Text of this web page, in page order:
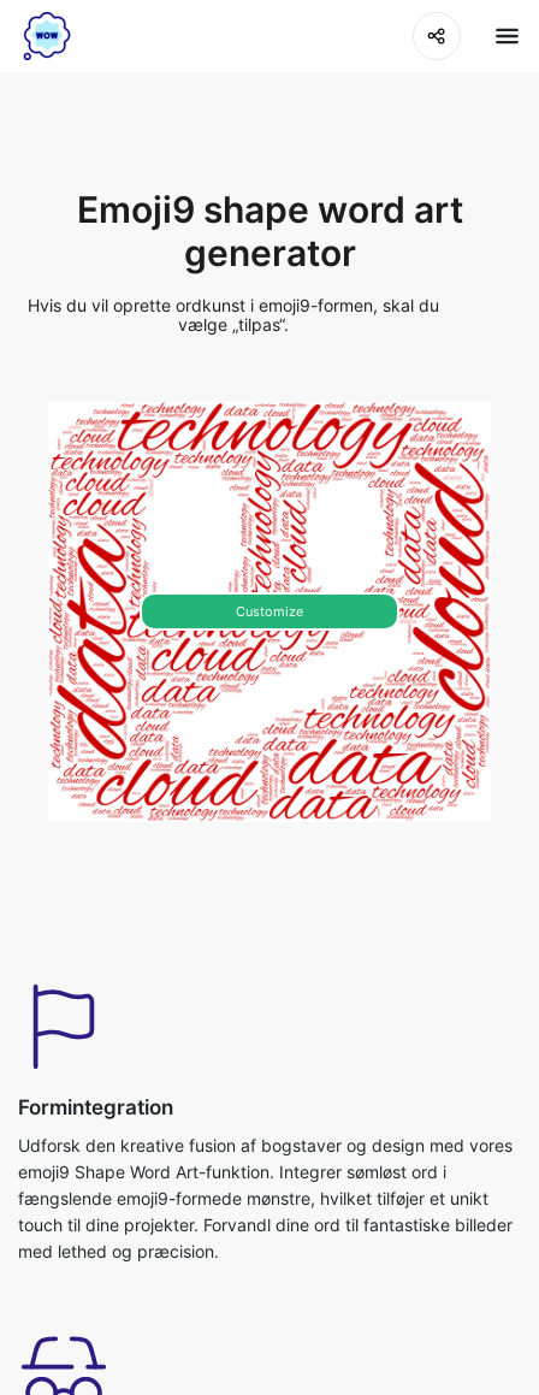
Emoji9 shape word art
generator
Hvis du vil oprette ordkunst i emoji9-formen, skal du
vælge „tilpas“.
Customize
Formintegration
Udforsk den kreative fusion af bogstaver og design med vores
emoji9 Shape Word Art-funktion. Integrer sømløst ord i
fængslende emoji9-formede mønstre, hvilket tilføjer et unikt
touch til dine projekter. Forvandl dine ord til fantastiske billeder
med lethed og præcision.